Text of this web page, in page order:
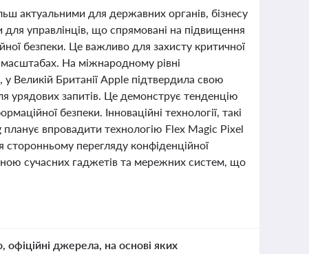
актуальними для державних органів, бізнесу
управлінців, що спрямовані на підвищення
безпеки. Це важливо для захисту критичної
На міжнародному рівні
Великій Британії Apple підтвердила свою
урядових запитів. Це демонструє тенденцію
безпеки. Інноваційні технології, такі
впровадити технологію Flex Magic Pixel
перегляду конфіденційної
сучасних гаджетів та мережних систем, що
офіційні джерела, на основі яких